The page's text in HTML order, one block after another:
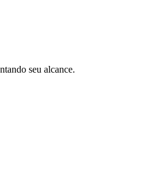
seu alcance.